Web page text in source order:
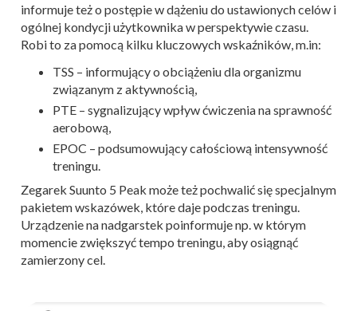
informuje też o postępie w dążeniu do ustawionych celów i
ogólnej kondycji użytkownika w perspektywie czasu.
Robi to za pomocą kilku kluczowych wskaźników, m.in:
TSS – informujący o obciążeniu dla organizmu
związanym z aktywnością,
PTE – sygnalizujący wpływ ćwiczenia na sprawność
aerobową,
EPOC – podsumowujący całościową intensywność
treningu.
Zegarek Suunto 5 Peak może też pochwalić się specjalnym
pakietem wskazówek, które daje podczas treningu.
Urządzenie na nadgarstek poinformuje np. w którym
momencie zwiększyć tempo treningu, aby osiągnąć
zamierzony cel.